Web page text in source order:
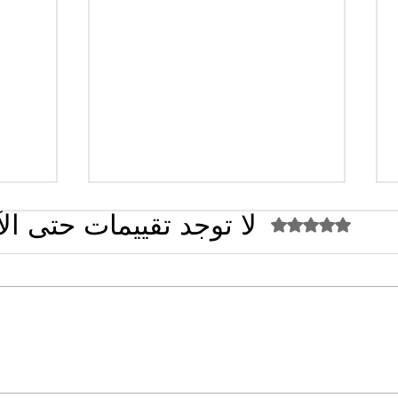
تم التقييم بـ 0 من أصل 5 نجوم. لا توجد تقييمات حتى